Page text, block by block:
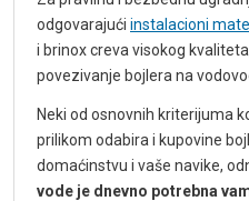
odgovarajući instalacioni
i brinox creva visokog
povezivanje bojlera na
Neki od osnovnih kriterijuma
prilikom odabira i kupovine
domaćinstvu i vaše navike,
vode je dnevno potrebna